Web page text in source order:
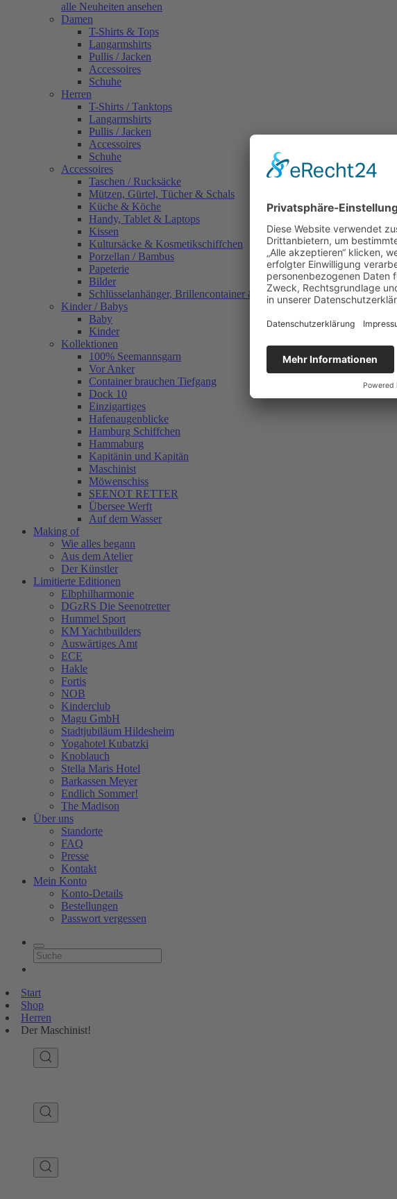
alle Neuheiten ansehen
Damen
T-Shirts & Tops
Langarmshirts
Pullis / Jacken
Accessoires
Schuhe
Herren
T-Shirts / Tanktops
Langarmshirts
Pullis / Jacken
Accessoires
Schuhe
Accessoires
Taschen / Rucksäcke
Mützen, Gürtel, Tücher & Schals
Küche & Köche
Handy, Tablet & Laptops
Kissen
Kultursäcke & Kosmetikschiffchen
Porzellan / Bambus
Papeterie
Bilder
Schlüsselanhänger, Brillencontainer & mehr
Kinder / Babys
Baby
Kinder
Kollektionen
100% Seemannsgarn
Vor Anker
Container brauchen Tiefgang
Dock 10
Einzigartiges
Hafenaugen­blicke
Hamburg Schiffchen
Hammaburg
Kapitänin und Kapitän
Maschinist
Möwenschiss
SEENOT RETTER
Übersee Werft
Auf dem Wasser
Making of
Wie alles begann
Aus dem Atelier
Der Künstler
Limitierte Editionen
Elbphilharmonie
DGzRS Die Seenotretter
Hummel Sport
KM Yachtbuilders
Auswärtiges Amt
ECE
Hakle
Fortis
NOB
Kinderclub
Magu GmbH
Stadtjubiläum Hildesheim
Yogahotel Kubatzki
Knoblauch
Stella Maris Hotel
Barkassen Meyer
Endlich Sommer!
The Madison
Über uns
Standorte
FAQ
Presse
Kontakt
Mein Konto
Konto-Details
Bestellungen
Passwort vergessen
Start
Shop
Herren
Der Maschinist!